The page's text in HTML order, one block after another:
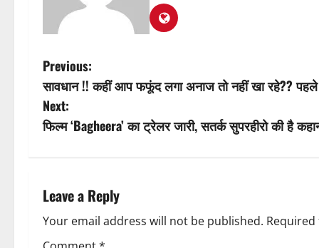
P
o
s
n
a
Previous:
सावधान !! कहीं आप फफूंद लगा अनाज तो नहीं खा रहे??
Next:
फिल्म ‘Bagheera’ का ट्रेलर जारी, सतर्क सुपरहीरो की है
Leave a Reply
Your email address will not be published.